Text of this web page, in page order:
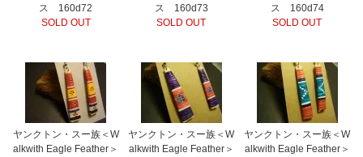
ス 160d72
SOLD OUT
ス 160d73
SOLD OUT
ス 160d74
SOLD OUT
ヤンクトン・スー族＜W
alkwith Eagle Feather＞
ヤンクトン・スー族＜W
alkwith Eagle Feather＞
ヤンクトン・スー族＜W
alkwith Eagle Feather＞